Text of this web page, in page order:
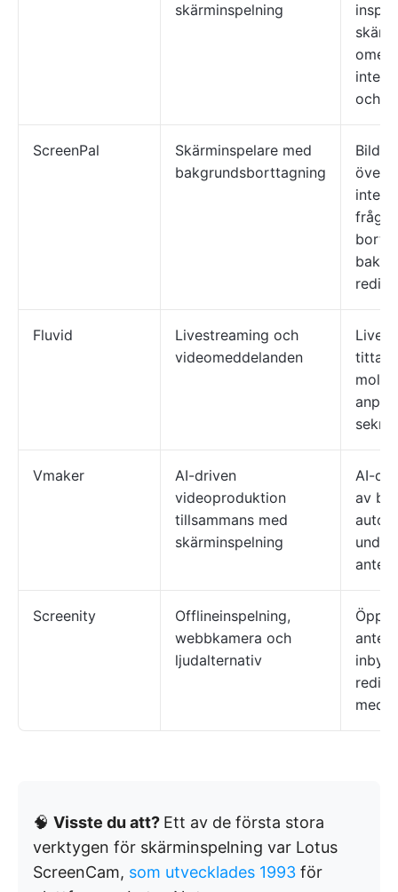
skärminspelning
och
ScreenPal
Skärminspelare med
bakgrundsborttagning
Fluvid
Livestreaming och
videomeddelanden
Vmaker
AI-driven
videoproduktion
tillsammans med
skärminspelning
AI-
av
Screenity
Offlineinspelning,
webbkamera och
ljudalternativ
med
🧠 Visste du att? Ett av de första stora
verktygen för skärminspelning var Lotus
ScreenCam, som utvecklades 1993 för